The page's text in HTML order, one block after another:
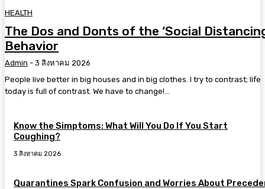
HEALTH
The Dos and Donts of the ‘Social
Behavior
Admin - 3 สิงหาคม 2026
People live better in big houses and in big clothes. I try to contrast; life
today is full of contrast. We have to change!...
Know the Simptoms: What Will You Do If You Start
Coughing?
3 สิงหาคม 2026
Quarantines Spark Confusion and Worries About